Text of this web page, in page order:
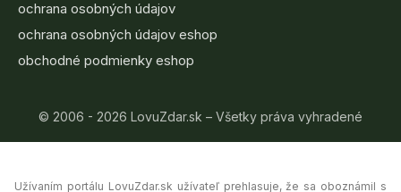
ochrana osobných údajov
ochrana osobných údajov eshop
obchodné podmienky eshop
© 2006 - 2026 LovuZdar.sk – Všetky práva vyhradené
Užívaním portálu LovuZdar.sk užívateľ prehlasuje, že sa oboznámil s